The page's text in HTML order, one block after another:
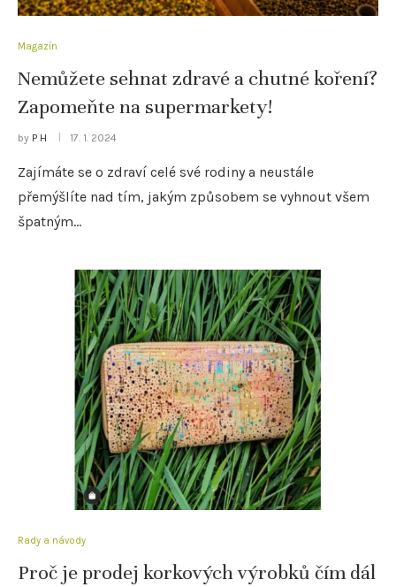
Magazín
Nemůžete sehnat zdravé a chutné koření?
Zapomeňte na supermarkety!
by P H 17. 1. 2024
Zajímáte se o zdraví celé své rodiny a neustále
přemýšlíte nad tím, jakým způsobem se vyhnout všem
špatným…
Rady a návody
Proč je prodej korkových výrobků čím dál